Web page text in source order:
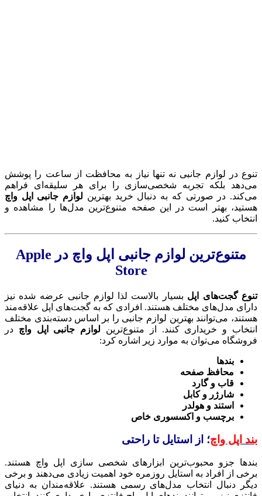
تنوع در لوازم جانبی نه تنها نیاز به محافظت از ساعت را پوشش
می‌دهد بلکه تجربه شخصی‌سازی را برای هر سلیقه‌ای فراهم
می‌کند. در صورتی که به دنبال خرید بهترین لوازم جانبی اپل واچ
هستید، بهتر است در این صفحه متنوع‌ترین مدل‌ها را مشاهده و
انتخاب کنید.
متنوع‌ترین لوازم جانبی اپل واچ در Apple
Store
تنوع گجت‌های اپل بسیار بالاست لذا لوازم جانبی عرضه شده نیز
دارای مدل‌های مختلف هستند. افرادی که به گجت‌های اپل علاقه‌مند
هستند، می‌توانند بهترین لوازم جانبی را بر اساس دسته‌بندی مختلف
انتخاب و خریداری کنند. از متنوع‌ترین لوازم جانبی اپل واچ در
فروشگاه می‌توان به موارد زیر اشاره کرد:
بند‌ها
محافظ صفحه
قاب و گارد
شارژر و کابل
استند و هولدر
برچسب و اکسسوری خاص
بند‌ اپل واچ؛ از استایل تا راحتی
بندها جزو محبوب‌ترین ابزارهای شخصی سازی اپل واچ هستند.
برخی از افراد به استایل روزمره خود اهمیت زیادی می‌دهند و برخی
دیگر دنبال انتخاب مدل‌های رسمی هستند. علاقه‌مندان به دنیای